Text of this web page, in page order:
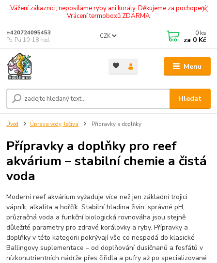
Vážení zákazníci, neposíláme ryby ani korály. Děkujeme za pochopení.
Vrácení termoboxů ZDARMA
Menu
CZK
Hledat
+420724095453
Po-Pá 10-18 hod.
0 ks
za 0 Kč
Úvod Úprava vody, léčiva Přípravky a doplňky
Přípravky a doplňky pro reef
akvárium – stabilní chemie a čistá
voda
Moderní reef akvárium vyžaduje více než jen základní trojici
vápník, alkalita a hořčík. Stabilní hladina živin, správné pH,
průzračná voda a funkční biologická rovnováha jsou stejně
důležité parametry pro zdravé korálovky a ryby. Přípravky a
doplňky v této kategorii pokrývají vše co nespadá do klasické
Ballingovy suplementace – od doplňování dusičnanů a fosfátů v
nízkonutrientních nádrže přes čiřidla a pufry až po specializované